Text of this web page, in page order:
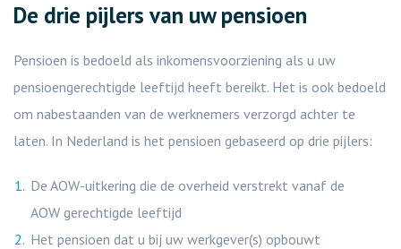
De drie pijlers van uw pensioen
Pensioen is bedoeld als inkomensvoorziening als u uw
pensioengerechtigde leeftijd heeft bereikt. Het is ook bedoeld
om nabestaanden van de werknemers verzorgd achter te
laten. In Nederland is het pensioen gebaseerd op drie pijlers:
De AOW-uitkering die de overheid verstrekt vanaf de
AOW gerechtigde leeftijd
Het pensioen dat u bij uw werkgever(s) opbouwt